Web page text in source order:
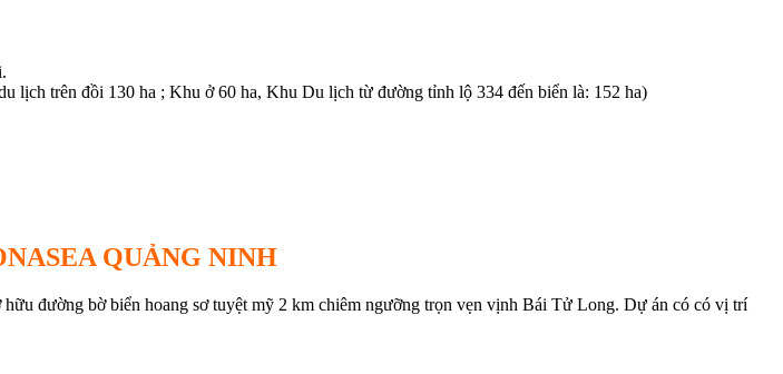
lịch trên đồi 130 ha ; Khu ở 60 ha, Khu Du lịch từ đường tỉnh lộ 334 đến biển là: 152 ha)
QUẢNG NINH
hữu đường bờ biển hoang sơ tuyệt mỹ 2 km chiêm ngưỡng trọn vẹn vịnh Bái Tử Long. Dự án có có vị trí